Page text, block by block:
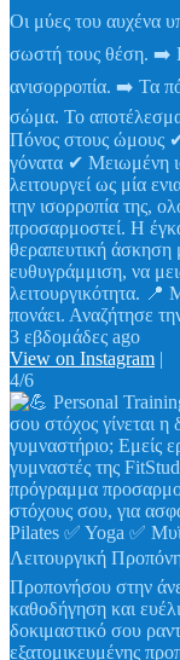
Οι μύες του αυχένα
σωστή τους θέση. ➡️ Η
ανισορροπία. ➡️ Τα
σώμα. Το
Πόνος στους ώμους
γόνατα ✔ Μειωμένη
λειτουργεί ως μία
την ισορροπία της,
προσαρμοστεί. Η
θεραπευτική
ευθυγράμμιση, να
λειτουργικότητα. 📍
πονάει. Αναζήτησε
3 εβδομάδες ago
View on Instagram |
4/6